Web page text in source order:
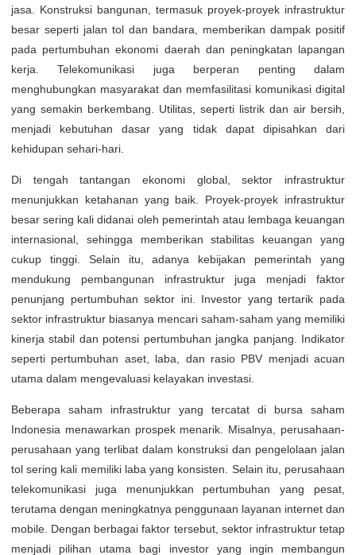
jasa. Konstruksi bangunan, termasuk proyek-proyek infrastruktur
besar seperti jalan tol dan bandara, memberikan dampak positif
pada pertumbuhan ekonomi daerah dan peningkatan lapangan
kerja. Telekomunikasi juga berperan penting dalam
menghubungkan masyarakat dan memfasilitasi komunikasi digital
yang semakin berkembang. Utilitas, seperti listrik dan air bersih,
menjadi kebutuhan dasar yang tidak dapat dipisahkan dari
kehidupan sehari-hari.
Di tengah tantangan ekonomi global, sektor infrastruktur
menunjukkan ketahanan yang baik. Proyek-proyek infrastruktur
besar sering kali didanai oleh pemerintah atau lembaga keuangan
internasional, sehingga memberikan stabilitas keuangan yang
cukup tinggi. Selain itu, adanya kebijakan pemerintah yang
mendukung pembangunan infrastruktur juga menjadi faktor
penunjang pertumbuhan sektor ini. Investor yang tertarik pada
sektor infrastruktur biasanya mencari saham-saham yang memiliki
kinerja stabil dan potensi pertumbuhan jangka panjang. Indikator
seperti pertumbuhan aset, laba, dan rasio PBV menjadi acuan
utama dalam mengevaluasi kelayakan investasi.
Beberapa saham infrastruktur yang tercatat di bursa saham
Indonesia menawarkan prospek menarik. Misalnya, perusahaan-
perusahaan yang terlibat dalam konstruksi dan pengelolaan jalan
tol sering kali memiliki laba yang konsisten. Selain itu, perusahaan
telekomunikasi juga menunjukkan pertumbuhan yang pesat,
terutama dengan meningkatnya penggunaan layanan internet dan
mobile. Dengan berbagai faktor tersebut, sektor infrastruktur tetap
menjadi pilihan utama bagi investor yang ingin membangun